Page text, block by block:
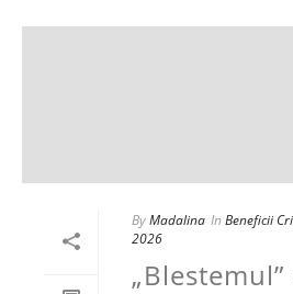
ByMadalina In Beneficii
2026